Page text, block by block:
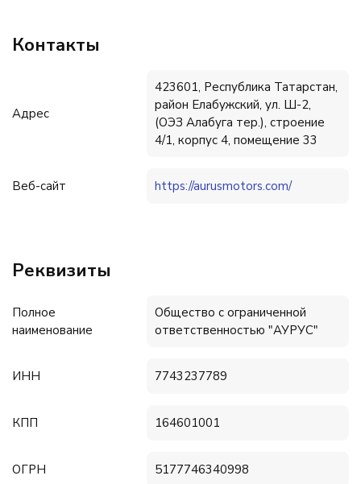
Контакты
Адрес
423601, Республика Татарстан,
район Елабужский, ул. Ш-2,
(ОЭЗ Алабуга тер.), строение
4/1, корпус 4, помещение 33
Веб-сайт https://aurusmotors.com/
Реквизиты
Полное
наименование
Общество с ограниченной
ответственностью "АУРУС"
ИНН 7743237789
КПП 164601001
ОГРН 5177746340998